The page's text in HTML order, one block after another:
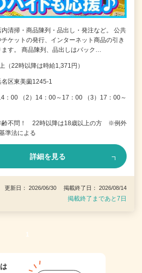
清掃・商品陳列・品出し・発注など。 公共
ケットの発行、インターネット商品の引き
ます。 商品陳列、品出しはバック…
（22時以降は時給1,371円）
区東美薗1245-1
：00 （2）14：00～17：00 （3）17：00～
齢不問！ 22時以降は18歳以上の方 ※例外
準法による
詳細を見る
更新日： 2026/06/30 掲載終了日： 2026/08/14
掲載終了まであと7日
1